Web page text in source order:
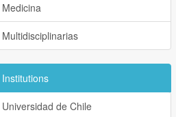
Medicina
Multidisciplinarias
Institutions
Universidad de Chile